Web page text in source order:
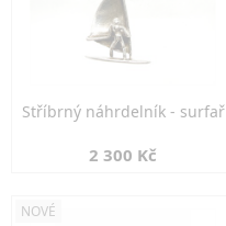
Stříbrný náhrdelník - surfař
2 300 Kč
NOVÉ